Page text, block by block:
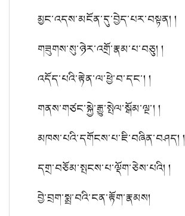
མྱང་འདས་མངོན་དུ་བྱེད་པར་བསྟན། །
གཟུགས་སུ་ཉེར་འགྲོ་རྣམ་པ་བཅུ། །
འདོད་པའི་རྟེན་ལ་ཕྱེ་བ་དང་། །
གནས་གཙང་སྐྱེ་རྒྱུ་སྤེལ་སྒོམ་ལྔ་། །
མཁས་པའི་དགོངས་པ་ཇི་བཞིན་བཤད། །
དགྲ་བཅོམ་སྤངས་པ་ལྡོག་ཅེས་པའི། །
བྱེ་བྲག་སྨྲ་བའི་ངན་རྟོག་རྣམས།